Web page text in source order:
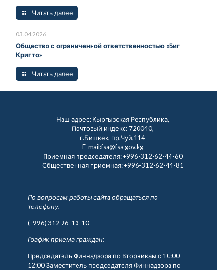
Читать далее
03.04.2026
Общество с ограниченной ответственностью «Биг
Крипто»
Читать далее
Наш адрес: Кыргызская Республика,
Почтовый индекс: 720040,
г.Бишкек, пр.Чуй,114
E-mail:fsa@fsa.gov.kg
Приемная председателя:+996-312-62-44-60
Общественная приемная:+996-312-62-44-81
По вопросам работы сайта обращаться по
телефону:
(+996) 312 96-13-10
График приема граждан:
Председатель Финнадзора по Вторникам с 10:00 -
12:00 Заместитель председателя Финнадзора по